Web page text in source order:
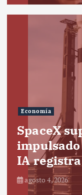
Economía
SpaceX
IA
agosto 4, 2026